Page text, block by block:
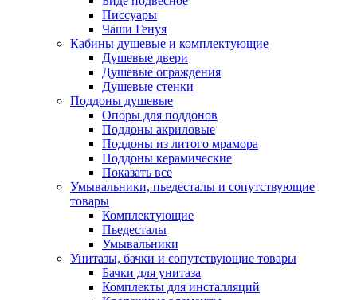
Писсуары
Чаши Генуя
Кабины душевые и комплектующие
Душевые двери
Душевые ограждения
Душевые стенки
Поддоны душевые
Опоры для поддонов
Поддоны акриловые
Поддоны из литого мрамора
Поддоны керамические
Показать все
Умывальники, пьедесталы и сопутствующие
товары
Комплектующие
Пьедесталы
Умывальники
Унитазы, бачки и сопутствующие товары
Бачки для унитаза
Комплекты для инсталляций